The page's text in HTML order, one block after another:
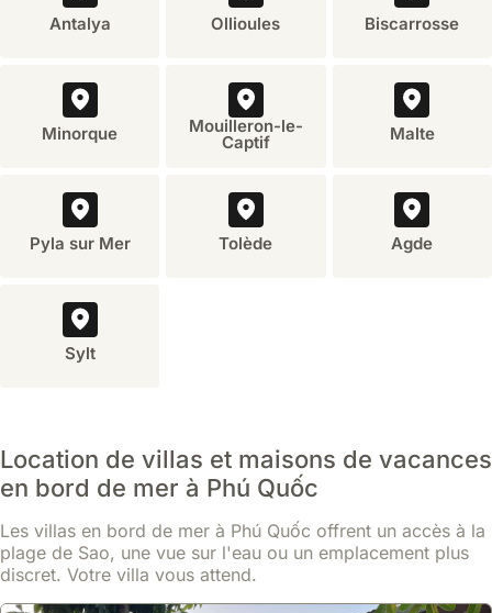
Antalya Ollioules Biscarrosse
Minorque Mouilleron-le-
Captif Malte
Pyla sur Mer Tolède Agde
Sylt
Location de villas et maisons de vacances
en bord de mer à Phú Quốc
Les villas en bord de mer à Phú Quốc offrent un accès à la
plage de Sao, une vue sur l'eau ou un emplacement plus
discret. Votre villa vous attend.